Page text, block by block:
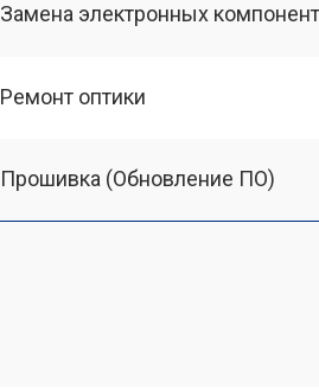
Замена электронных
Ремонт оптики
Прошивка (Обновление ПО)